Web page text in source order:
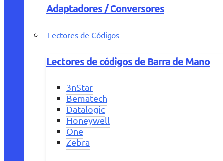
Adaptadores / Conversores
Lectores de Códigos
Lectores de códigos de Barra de Mano
3nStar
Bematech
Datalogic
Honeywell
One
Zebra